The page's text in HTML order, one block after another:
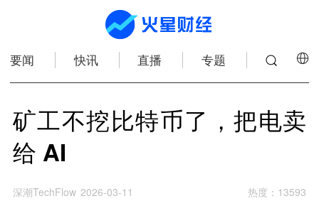
要闻 快讯 直播 专题
矿工不挖比特币了，把电卖
给 AI
深潮TechFlow 2026-03-11 热度 ： 13593